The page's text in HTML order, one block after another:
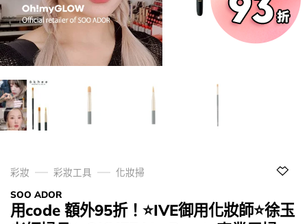
彩妝 彩妝工具
化妝掃
SOO ADOR
用code 額外95折！⭐IVE御用化妝師⭐徐玉